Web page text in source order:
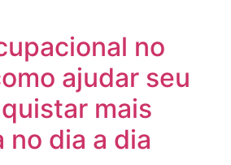
no
ajudar seu
mais
no dia a dia